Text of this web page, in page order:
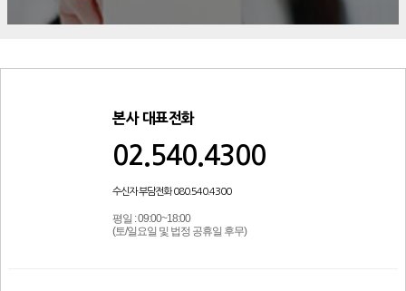
본사 대표전화
02.540.4300
수신자 부담전화 080.540.4300
평일 : 09:00~18:00
(토/일요일 및 법정 공휴일 후무)